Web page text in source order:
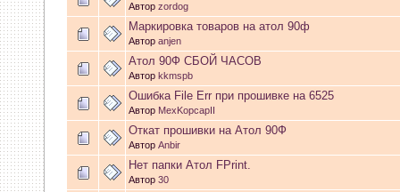
06 Апреля 2026, 11:23:08
GenKass:whookey: если
бы.
05 Апреля 2026, 11:10:25
whookey:а комп видит ккт?
Автор zordog
Маркировка товаров на атол 90ф
Автор anjen
Атол 90Ф СБОЙ ЧАСОВ
Автор kkmspb
Ошибка File Err при прошивке на 6525
Автор MexKopcapII
Откат прошивки на Атол 90Ф
Автор Anbir
Нет папки Атол FPrint.
Автор 30